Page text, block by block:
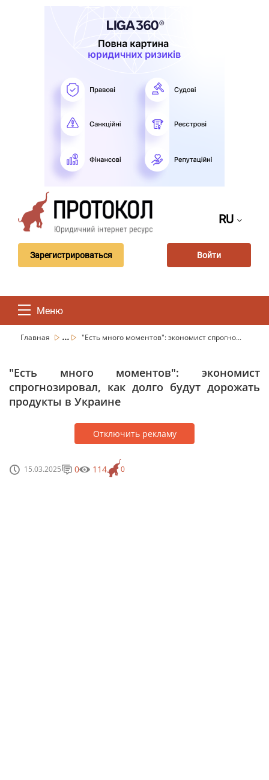
RU
Зарегистрироваться Войти
Меню
Главная ... "Есть много моментов": экономист спрогно...
"Есть много моментов": экономист
спрогнозировал, как долго будут дорожать
продукты в Украине
Отключить рекламу
15.03.2025 0
0 114